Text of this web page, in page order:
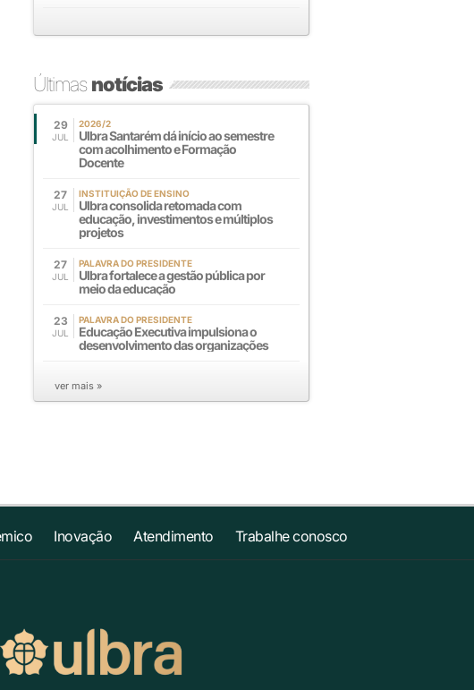
Últimasnotícias
29
JUL
2026/2
Ulbra Santarém dá início ao semestre
com acolhimento e Formação
Docente
27
JUL
INSTITUIÇÃO DE ENSINO
Ulbra consolida retomada com
educação, investimentos e múltiplos
projetos
27
JUL
PALAVRA DO PRESIDENTE
Ulbra fortalece a gestão pública por
meio da educação
23
JUL
PALAVRA DO PRESIDENTE
Educação Executiva impulsiona o
desenvolvimento das organizações
ver mais »
Inovação Atendimento Trabalhe conosco